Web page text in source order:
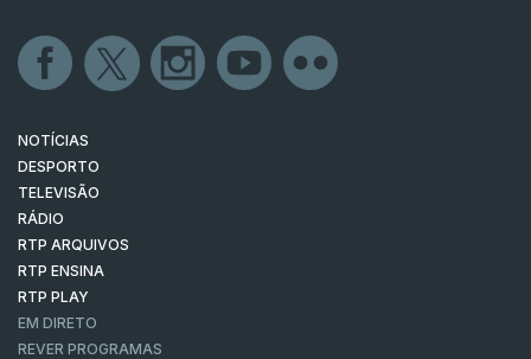
NOTÍCIAS
DESPORTO
TELEVISÃO
RÁDIO
RTP ARQUIVOS
RTP ENSINA
RTP PLAY
EM DIRETO
REVER PROGRAMAS